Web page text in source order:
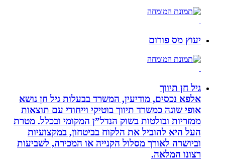
יעוץ מס פורום
גיל חן תיווך
אלפא נכסים, מודיעין, המשרד בבעלות גיל חן נושא
אופי שונה כמשרד תיווך בוטיקי וייחודי עם תוצאות
ממזריות ובולטות בשוק הנדל”ן המקומי ובכלל. מטרת
העל היא להוביל את הלקוח בביטחון, במקצועיות
וביושרה לאורך מסלול הקנייה או המכירה, לשביעות
רצונו המלאה.